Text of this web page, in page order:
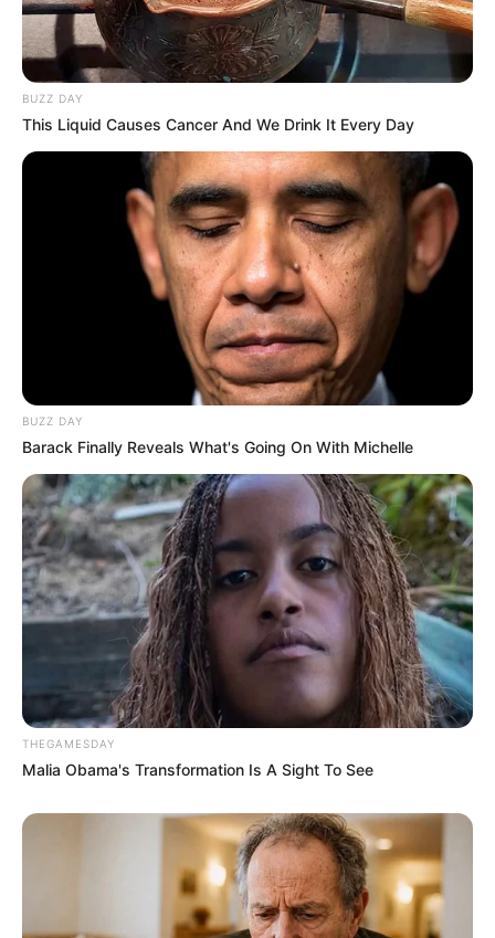
BUZZ DAY
This Liquid Causes Cancer And We Drink It Every Day
BUZZ DAY
Barack Finally Reveals What's Going On With Michelle
THEGAMESDAY
Malia Obama's Transformation Is A Sight To See